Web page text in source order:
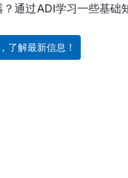
通过ADI学习一些基
了解最新信息！